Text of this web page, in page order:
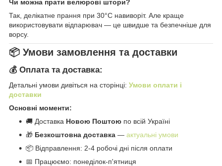
Чи можна прати велюрові штори?
Так, делікатне прання при 30°C навиворіт. Але краще
використовувати відпарювач — це швидше та безпечніше для
ворсу.
📦 Умови замовлення та доставки
💰 Оплата та доставка:
Детальні умови дивіться на сторінці: Умови оплати і
доставки
Основні моменти:
🚚 Доставка Новою Поштою по всій Україні
🎁 Безкоштовна доставка — актуальні умови
📦 Відправлення: 2-4 робочі дні після оплати
📅 Працюємо: понеділок-п'ятниця